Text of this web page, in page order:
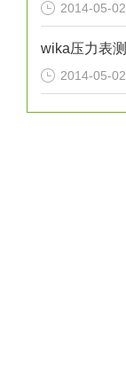
2014-05-02
2014-05-02